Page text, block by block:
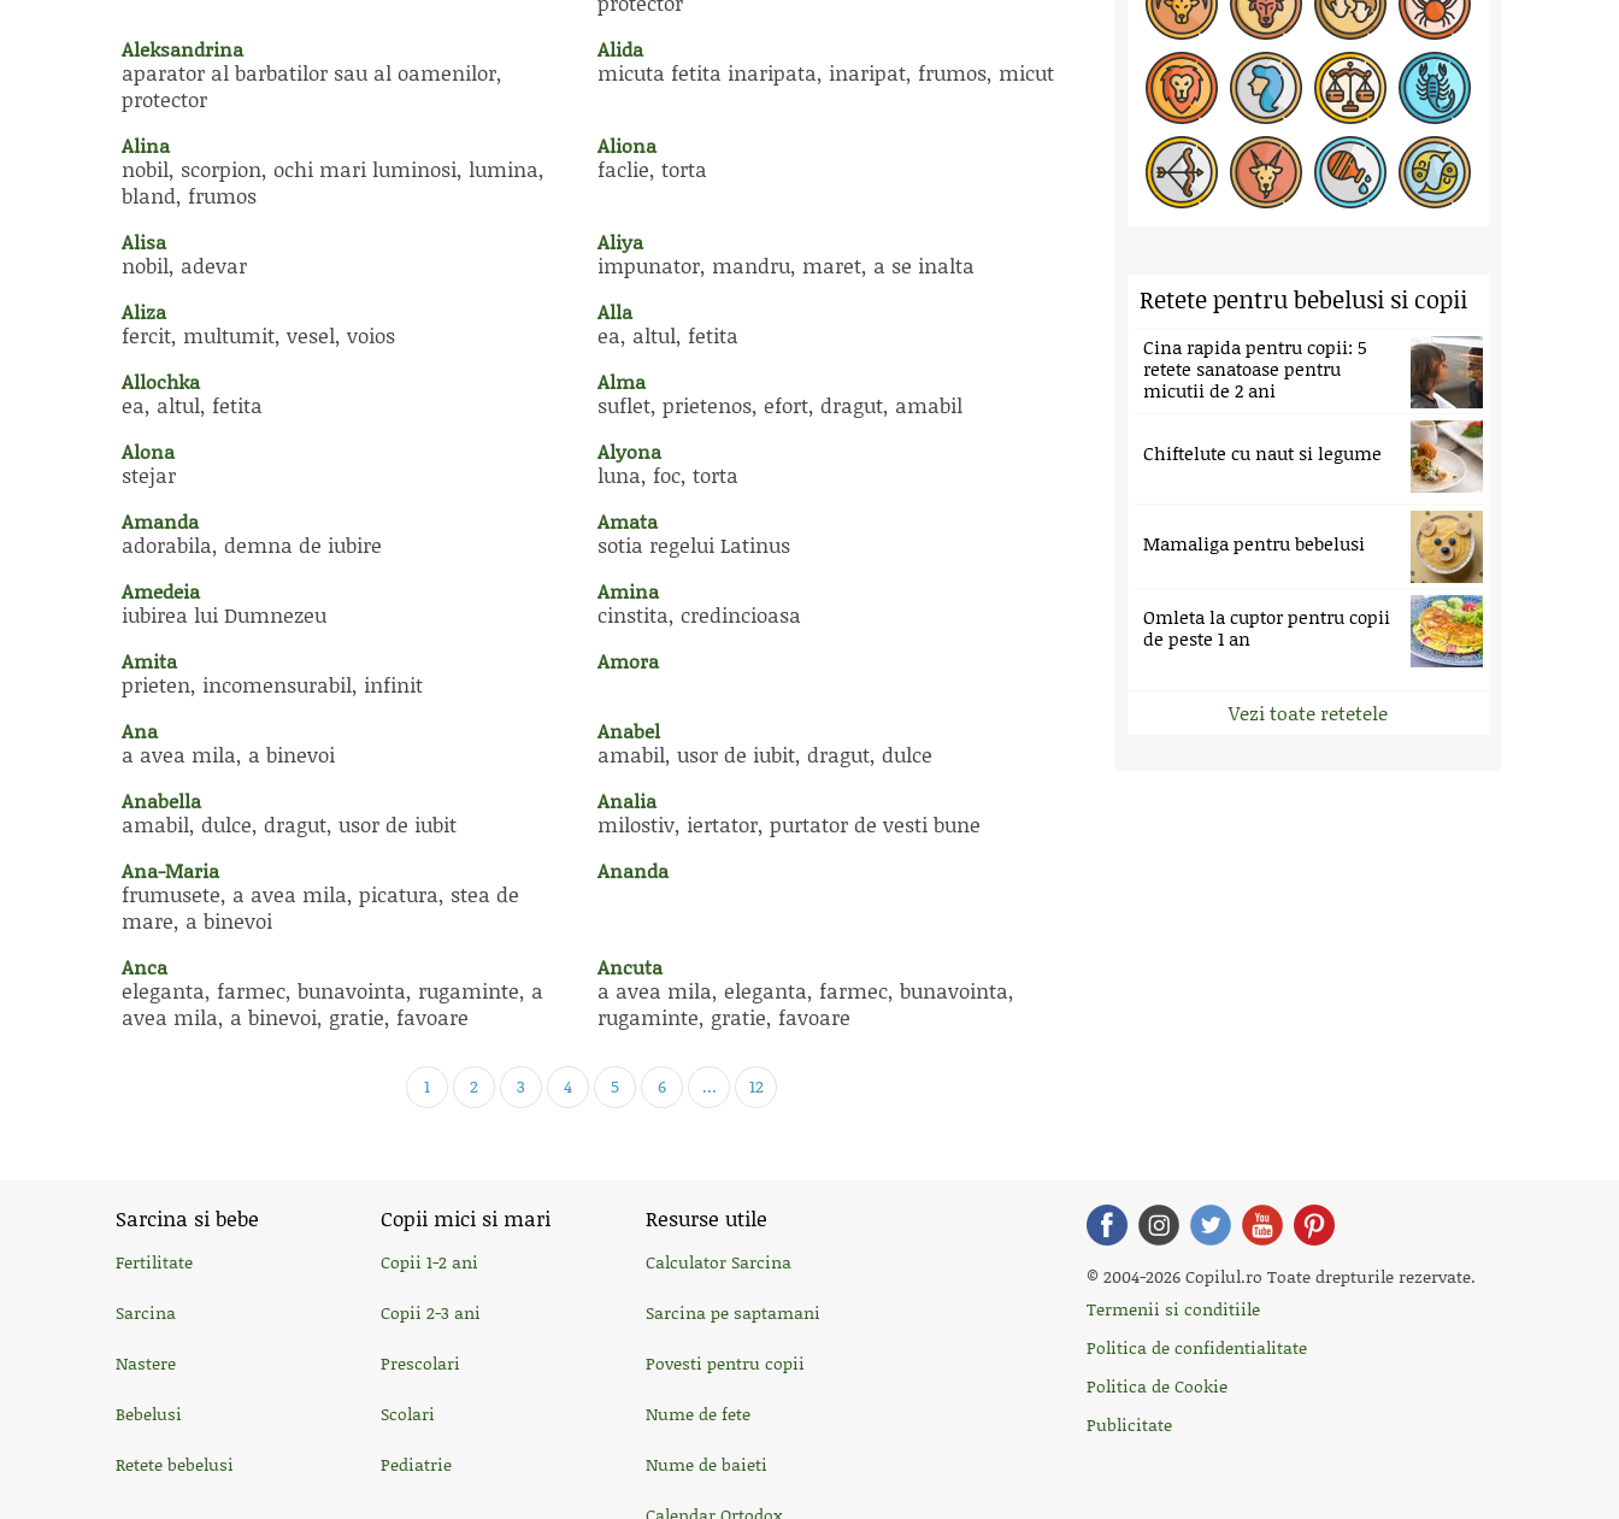
Aleksandrina
aparator al barbatilor sau al oamenilor,
protector
Alida
micuta fetita inaripata, inaripat, frumos, micut
Alina
nobil, scorpion, ochi mari luminosi, lumina,
bland, frumos
Aliona
faclie, torta
Alisa
nobil, adevar
Aliya
impunator, mandru, maret, a se inalta
Aliza
fercit, multumit, vesel, voios
Alla
ea, altul, fetita
Allochka
ea, altul, fetita
Alma
suflet, prietenos, efort, dragut, amabil
Alona
stejar
Alyona
luna, foc, torta
Amanda
adorabila, demna de iubire
Amata
sotia regelui Latinus
Amedeia
iubirea lui Dumnezeu
Amina
cinstita, credincioasa
Amita
prieten, incomensurabil, infinit
Amora
Ana
a avea mila, a binevoi
Anabel
amabil, usor de iubit, dragut, dulce
Anabella
amabil, dulce, dragut, usor de iubit
Analia
milostiv, iertator, purtator de vesti bune
Ana-Maria
frumusete, a avea mila, picatura, stea de
mare, a binevoi
Ananda
Anca
eleganta, farmec, bunavointa, rugaminte, a
avea mila, a binevoi, gratie, favoare
Ancuta
a avea mila, eleganta, farmec, bunavointa,
rugaminte, gratie, favoare
1 2 3 4 5 6 ... 12
Retete pentru bebelusi si copii
Cina rapida pentru copii: 5
retete sanatoase pentru
micutii de 2 ani
Chiftelute cu naut si legume
Mamaliga pentru bebelusi
Omleta la cuptor pentru copii
de peste 1 an
Vezi toate retetele
Sarcina si bebe
Fertilitate
Sarcina
Nastere
Bebelusi
Retete bebelusi
Copii mici si mari
Copii 1-2 ani
Copii 2-3 ani
Prescolari
Scolari
Pediatrie
Resurse utile
Calculator Sarcina
Sarcina pe saptamani
Povesti pentru copii
Nume de fete
Nume de baieti
© 2004-2026 Copilul.ro Toate drepturile rezervate.
Termenii si conditiile
Politica de confidentialitate
Politica de Cookie
Publicitate